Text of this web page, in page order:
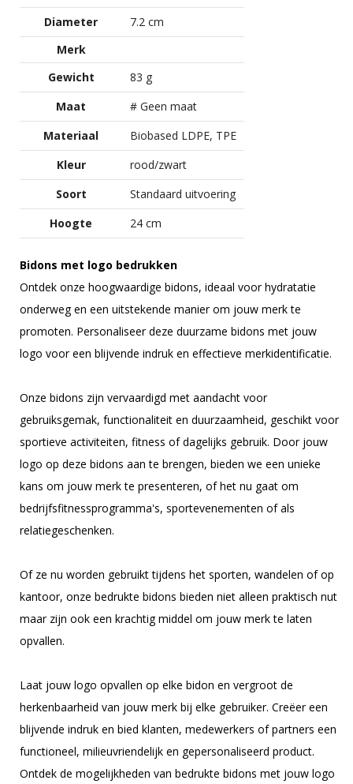
Diameter
7.2 cm
Merk
Gewicht
83 g
Maat
# Geen maat
Materiaal
Biobased LDPE, TPE
Kleur
rood/zwart
Soort
Standaard uitvoering
Hoogte
24 cm
Bidons met logo bedrukken
Ontdek onze hoogwaardige bidons, ideaal voor hydratatie
onderweg en een uitstekende manier om jouw merk te
promoten. Personaliseer deze duurzame bidons met jouw
logo voor een blijvende indruk en effectieve merkidentificatie.
Onze bidons zijn vervaardigd met aandacht voor
gebruiksgemak, functionaliteit en duurzaamheid, geschikt voor
sportieve activiteiten, fitness of dagelijks gebruik. Door jouw
logo op deze bidons aan te brengen, bieden we een unieke
kans om jouw merk te presenteren, of het nu gaat om
bedrijfsfitnessprogramma's, sportevenementen of als
relatiegeschenken.
Of ze nu worden gebruikt tijdens het sporten, wandelen of op
kantoor, onze bedrukte bidons bieden niet alleen praktisch nut
maar zijn ook een krachtig middel om jouw merk te laten
opvallen.
Laat jouw logo opvallen op elke bidon en vergroot de
herkenbaarheid van jouw merk bij elke gebruiker. Creëer een
blijvende indruk en bied klanten, medewerkers of partners een
functioneel, milieuvriendelijk en gepersonaliseerd product.
Ontdek de mogelijkheden van bedrukte bidons met jouw logo